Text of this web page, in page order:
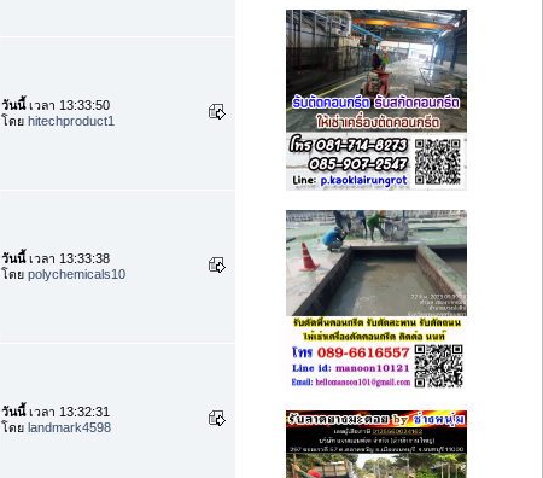
วันนี้เวลา 13:33:50
โดย hitechproduct1
วันนี้เวลา 13:33:38
โดย polychemicals10
วันนี้เวลา 13:32:31
โดย landmark4598